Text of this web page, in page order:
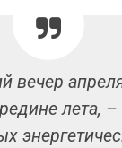
вечер
лета,